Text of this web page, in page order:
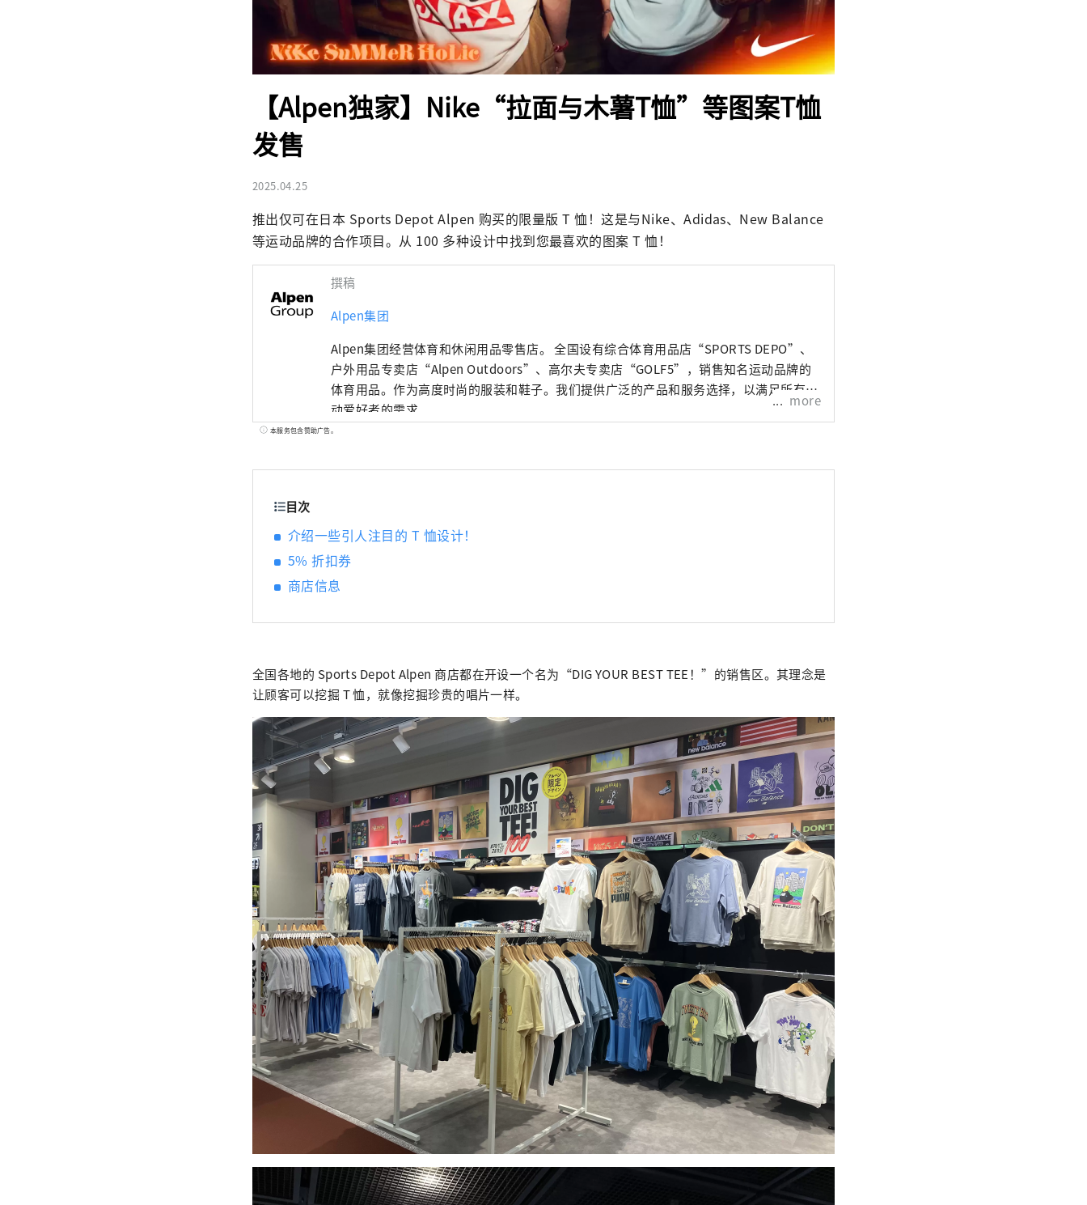
【Alpen独家】Nike“拉面与木薯T恤”等图案T恤
发售
2025.04.25
推出仅可在日本 Sports Depot Alpen 购买的限量版 T 恤！这是与Nike、Adidas、New Balance
等运动品牌的合作项目。从 100 多种设计中找到您最喜欢的图案 T 恤！
撰稿
Alpen集团
Alpen集团经营体育和休闲用品零售店。 全国设有综合体育用品店“SPORTS DEPO”、
户外用品专卖店“Alpen Outdoors”、高尔夫专卖店“GOLF5”，销售知名运动品牌的
体育用品。作为高度时尚的服装和鞋子。我们提供广泛的产品和服务选择，以满足所有运
动爱好者的需求。
more
本服务包含赞助广告。
目次
介绍一些引人注目的 T 恤设计！
5% 折扣券
商店信息
全国各地的 Sports Depot Alpen 商店都在开设一个名为“DIG YOUR BEST TEE！”的销售区。其理念是
让顾客可以挖掘 T 恤，就像挖掘珍贵的唱片一样。